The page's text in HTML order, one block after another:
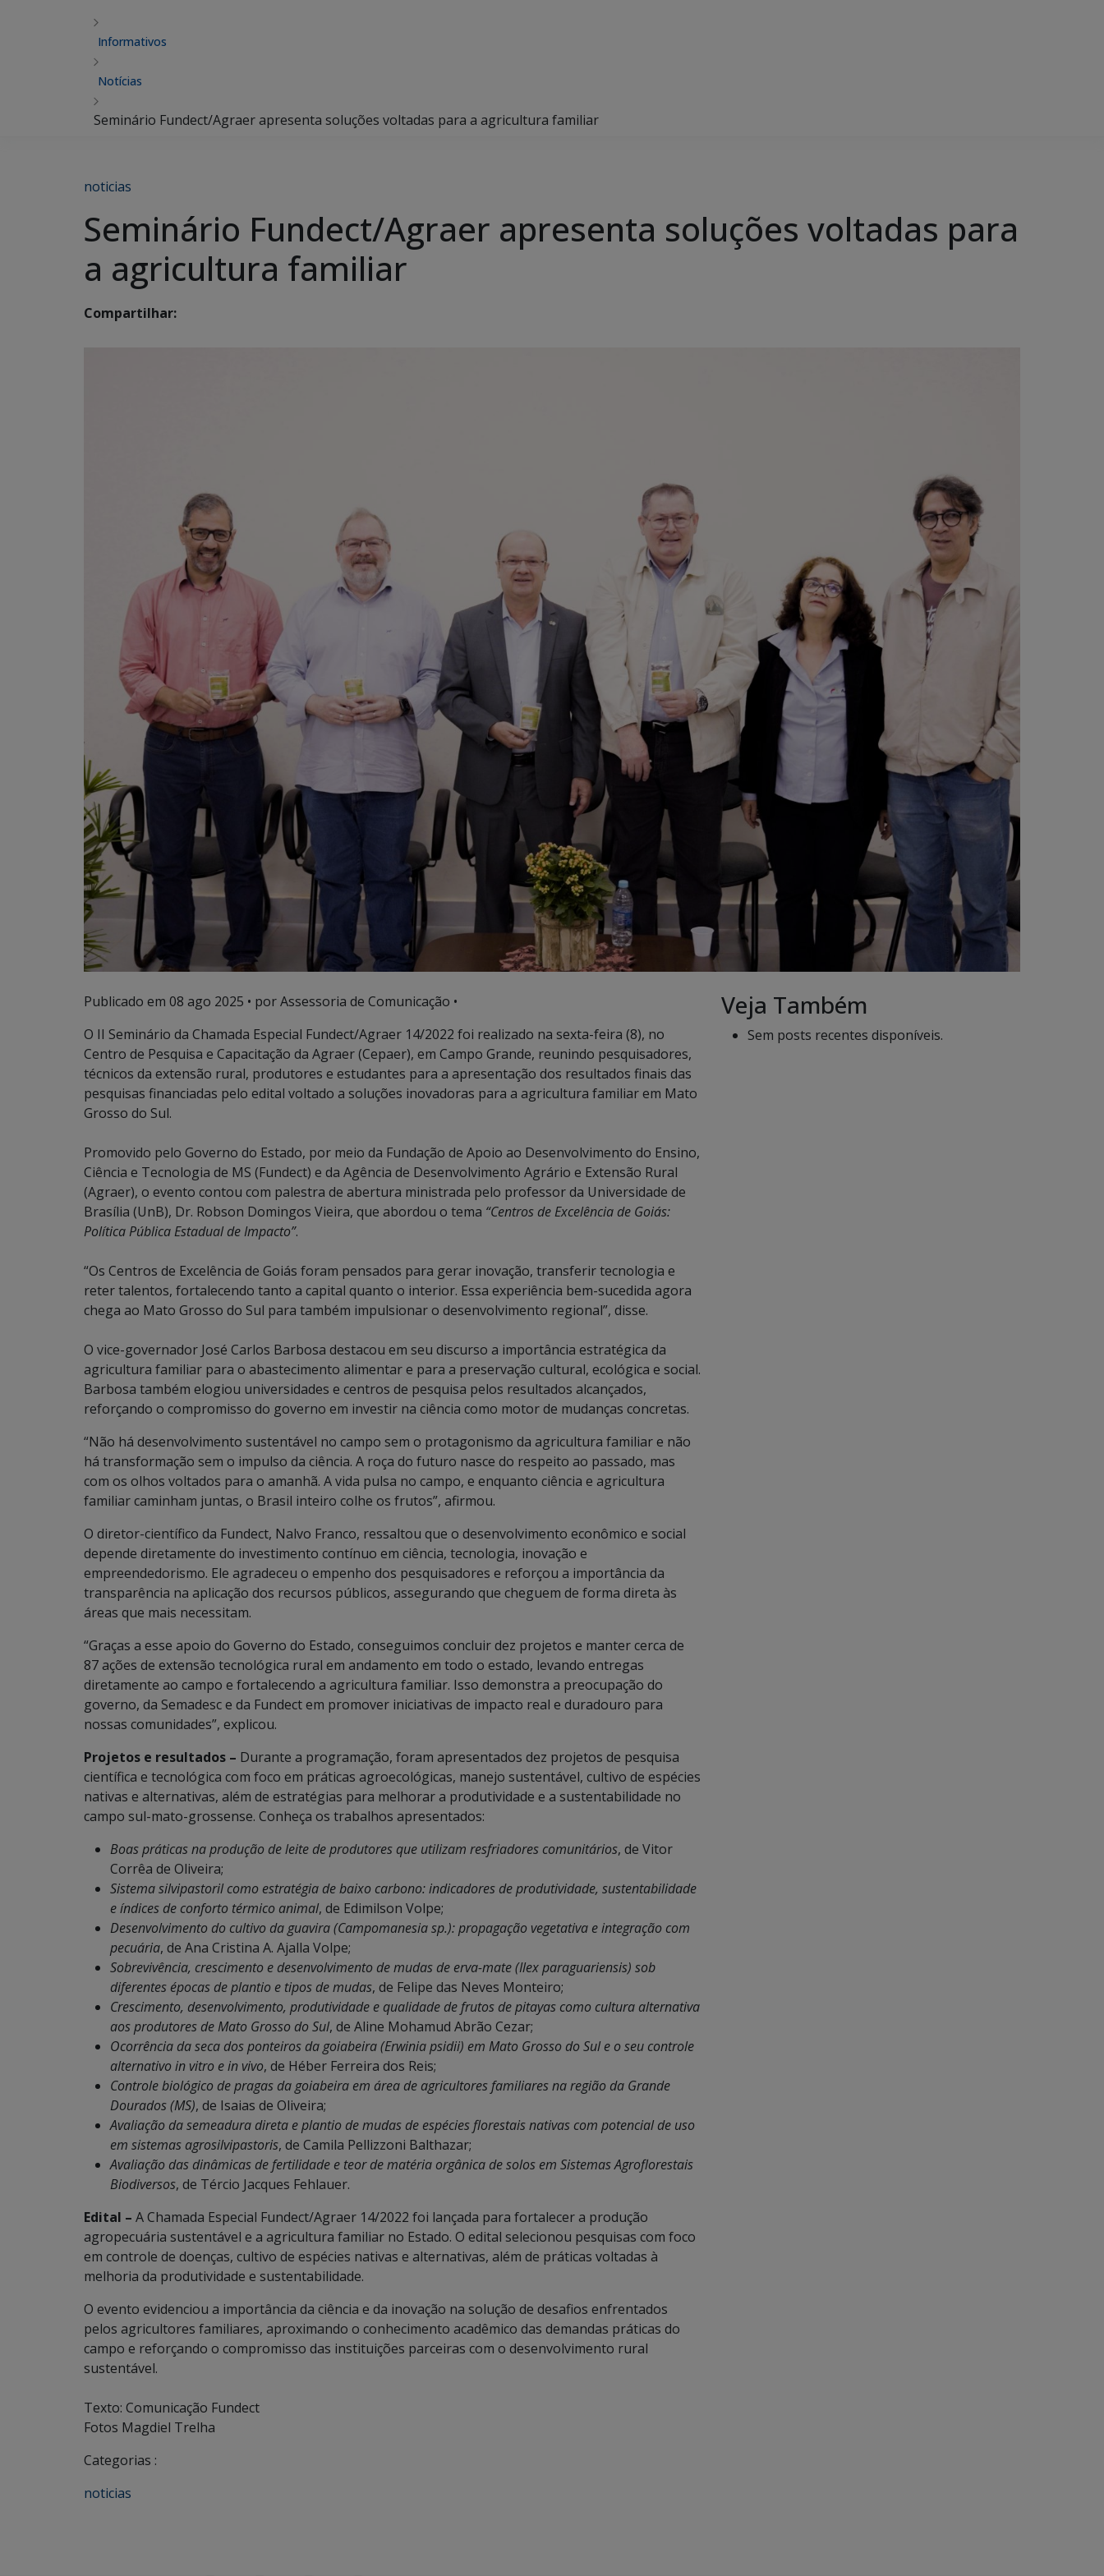
Informativos
Notícias
Seminário Fundect/Agraer apresenta soluções voltadas para a agricultura familiar
noticias
Seminário Fundect/Agraer apresenta soluções voltadas para
a agricultura familiar
Compartilhar:
Publicado em 08 ago 2025 • por Assessoria de Comunicação •
O II Seminário da Chamada Especial Fundect/Agraer 14/2022 foi realizado na sexta-feira (8), no
Centro de Pesquisa e Capacitação da Agraer (Cepaer), em Campo Grande, reunindo pesquisadores,
técnicos da extensão rural, produtores e estudantes para a apresentação dos resultados finais das
pesquisas financiadas pelo edital voltado a soluções inovadoras para a agricultura familiar em Mato
Grosso do Sul.
Promovido pelo Governo do Estado, por meio da Fundação de Apoio ao Desenvolvimento do Ensino,
Ciência e Tecnologia de MS (Fundect) e da Agência de Desenvolvimento Agrário e Extensão Rural
(Agraer), o evento contou com palestra de abertura ministrada pelo professor da Universidade de
Brasília (UnB), Dr. Robson Domingos Vieira, que abordou o tema “Centros de Excelência de Goiás:
Política Pública Estadual de Impacto”.
“Os Centros de Excelência de Goiás foram pensados para gerar inovação, transferir tecnologia e
reter talentos, fortalecendo tanto a capital quanto o interior. Essa experiência bem-sucedida agora
chega ao Mato Grosso do Sul para também impulsionar o desenvolvimento regional”, disse.
O vice-governador José Carlos Barbosa destacou em seu discurso a importância estratégica da
agricultura familiar para o abastecimento alimentar e para a preservação cultural, ecológica e social.
Barbosa também elogiou universidades e centros de pesquisa pelos resultados alcançados,
reforçando o compromisso do governo em investir na ciência como motor de mudanças concretas.
“Não há desenvolvimento sustentável no campo sem o protagonismo da agricultura familiar e não
há transformação sem o impulso da ciência. A roça do futuro nasce do respeito ao passado, mas
com os olhos voltados para o amanhã. A vida pulsa no campo, e enquanto ciência e agricultura
familiar caminham juntas, o Brasil inteiro colhe os frutos”, afirmou.
O diretor-científico da Fundect, Nalvo Franco, ressaltou que o desenvolvimento econômico e social
depende diretamente do investimento contínuo em ciência, tecnologia, inovação e
empreendedorismo. Ele agradeceu o empenho dos pesquisadores e reforçou a importância da
transparência na aplicação dos recursos públicos, assegurando que cheguem de forma direta às
áreas que mais necessitam.
“Graças a esse apoio do Governo do Estado, conseguimos concluir dez projetos e manter cerca de
87 ações de extensão tecnológica rural em andamento em todo o estado, levando entregas
diretamente ao campo e fortalecendo a agricultura familiar. Isso demonstra a preocupação do
governo, da Semadesc e da Fundect em promover iniciativas de impacto real e duradouro para
nossas comunidades”, explicou.
Projetos e resultados – Durante a programação, foram apresentados dez projetos de pesquisa
científica e tecnológica com foco em práticas agroecológicas, manejo sustentável, cultivo de espécies
nativas e alternativas, além de estratégias para melhorar a produtividade e a sustentabilidade no
campo sul-mato-grossense. Conheça os trabalhos apresentados:
Boas práticas na produção de leite de produtores que utilizam resfriadores comunitários, de Vitor
Corrêa de Oliveira;
Sistema silvipastoril como estratégia de baixo carbono: indicadores de produtividade, sustentabilidade
e índices de conforto térmico animal, de Edimilson Volpe;
Desenvolvimento do cultivo da guavira (Campomanesia sp.): propagação vegetativa e integração com
pecuária, de Ana Cristina A. Ajalla Volpe;
Sobrevivência, crescimento e desenvolvimento de mudas de erva-mate (Ilex paraguariensis) sob
diferentes épocas de plantio e tipos de mudas, de Felipe das Neves Monteiro;
Crescimento, desenvolvimento, produtividade e qualidade de frutos de pitayas como cultura alternativa
aos produtores de Mato Grosso do Sul, de Aline Mohamud Abrão Cezar;
Ocorrência da seca dos ponteiros da goiabeira (Erwinia psidii) em Mato Grosso do Sul e o seu controle
alternativo in vitro e in vivo, de Héber Ferreira dos Reis;
Controle biológico de pragas da goiabeira em área de agricultores familiares na região da Grande
Dourados (MS), de Isaias de Oliveira;
Avaliação da semeadura direta e plantio de mudas de espécies florestais nativas com potencial de uso
em sistemas agrosilvipastoris, de Camila Pellizzoni Balthazar;
Avaliação das dinâmicas de fertilidade e teor de matéria orgânica de solos em Sistemas Agroflorestais
Biodiversos, de Tércio Jacques Fehlauer.
Edital – A Chamada Especial Fundect/Agraer 14/2022 foi lançada para fortalecer a produção
agropecuária sustentável e a agricultura familiar no Estado. O edital selecionou pesquisas com foco
em controle de doenças, cultivo de espécies nativas e alternativas, além de práticas voltadas à
melhoria da produtividade e sustentabilidade.
O evento evidenciou a importância da ciência e da inovação na solução de desafios enfrentados
pelos agricultores familiares, aproximando o conhecimento acadêmico das demandas práticas do
campo e reforçando o compromisso das instituições parceiras com o desenvolvimento rural
sustentável.
Texto: Comunicação Fundect
Fotos Magdiel Trelha
Categorias :
noticias
Veja Também
Sem posts recentes disponíveis.